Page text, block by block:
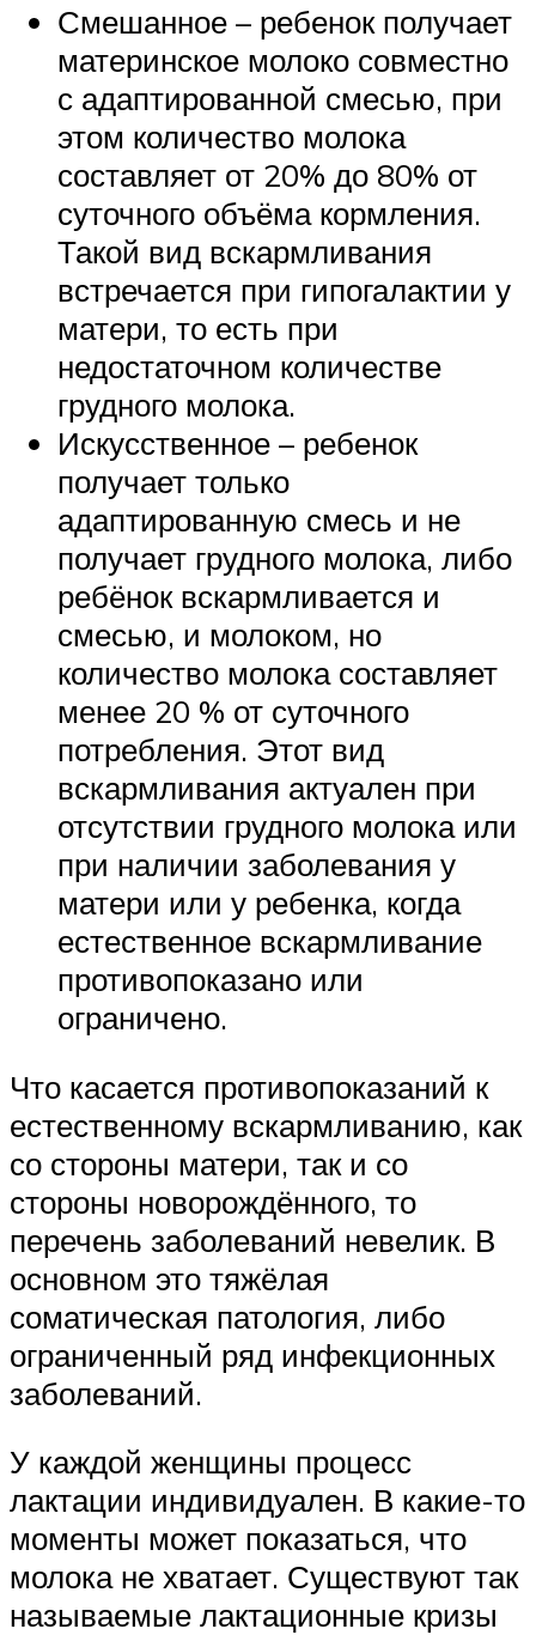
Смешанное – ребенок получает
материнское молоко совместно
с адаптированной смесью, при
этом количество молока
составляет от 20% до 80% от
суточного объёма кормления.
Такой вид вскармливания
встречается при гипогалактии у
матери, то есть при
недостаточном количестве
грудного молока.
Искусственное – ребенок
получает только
адаптированную смесь и не
получает грудного молока, либо
ребёнок вскармливается и
смесью, и молоком, но
количество молока составляет
менее 20 % от суточного
потребления. Этот вид
вскармливания актуален при
отсутствии грудного молока или
при наличии заболевания у
матери или у ребенка, когда
естественное вскармливание
противопоказано или
ограничено.
Что касается противопоказаний к
естественному вскармливанию, как
со стороны матери, так и со
стороны новорождённого, то
перечень заболеваний невелик. В
основном это тяжёлая
соматическая патология, либо
ограниченный ряд инфекционных
заболеваний.
У каждой женщины процесс
лактации индивидуален. В какие-то
моменты может показаться, что
молока не хватает. Существуют так
называемые лактационные кризы